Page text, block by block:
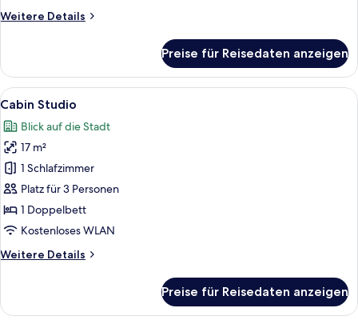
Weitere Details
Weitere
Preise für Reisedaten anzeigen
Alle
Fotos
für
Cabin
Studio
anzeigen
Cabin Studio | Zimmersafe,
8
Cabin Studio
Blick auf die Stadt
17 m²
1 Schlafzimmer
Platz für 3 Personen
1 Doppelbett
Kostenloses WLAN
Weitere Details
Weitere
Studio
Preise für Reisedaten anzeigen